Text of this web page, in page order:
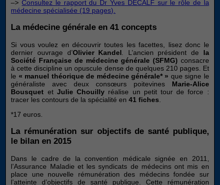
–>Consultez le rapport du Dr Yves DECALF sur le rôle de la
médecine spécialisée (19 pages).
La médecine générale en 41 concepts
Si vous voulez en découvrir toutes les facettes, lisez donc le
dernier ouvrage d’Olivier Kandel L’ancien président de la
Société Française de médecine générale (SFMG) consacre
à cette discipline un opuscule dense de quelques 210 pages. Et
le « manuel théorique de médecine générale* » que signe le
généraliste avec deux consœurs poitevines Marie-Alice
Bousquet et Julie Chouilly réalise un petit tour de force :
tracer les contours de la spécialité en41 fiches
*17 euros.
La rémunération sur objectifs de santé publique,
le bilan en 2015
Dans le cadre de la convention médicale signée en 2011,
l’Assurance Maladie et les syndicats de médecins ont mis en
place une nouvelle rémunération des médecins fondée sur
l’atteinte d’objectifs de santé publique. Cette rémunération